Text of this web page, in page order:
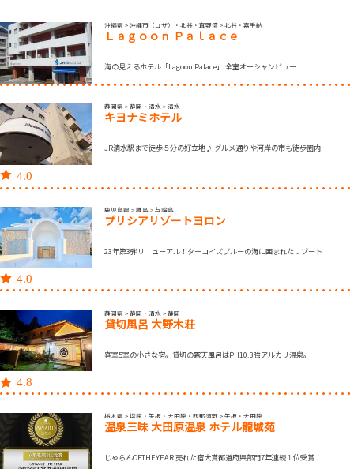
沖縄県 > 沖縄市（コザ）・北谷・宜野湾 > 北谷・嘉手納
Ｌａｇｏｏｎ Ｐａｌａｃｅ
海の見えるホテル「Lagoon Palace」 全室オーシャンビュー
4.0
静岡県 > 静岡・清水 > 清水
キヨナミホテル
JR清水駅まで徒歩５分の好立地♪ グルメ通りや河岸の市も徒歩圏内
4.0
鹿児島県 > 離島 > 与論島
プリシアリゾートヨロン
23年第3弾リニューアル！ターコイズブルーの海に囲まれたリゾート
4.8
静岡県 > 静岡・清水 > 静岡
貸切風呂 大野木荘
客室5室の小さな宿。貸切の露天風呂はPH10.3強アルカリ温泉。
栃木県 > 塩原・矢板・大田原・西那須野 > 矢板・大田原
温泉三昧 大田原温泉 ホテル龍城苑
じゃらんOFTHEYEAR 売れた宿大賞都道府県部門7年連続１位受賞！